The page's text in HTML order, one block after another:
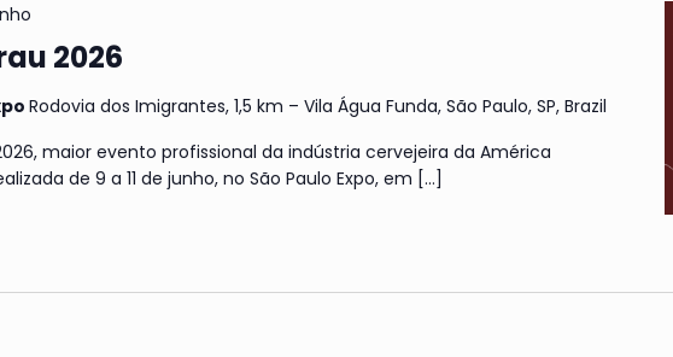
2026
Rodovia dos Imigrantes, 1,5 km – Vila Água Funda, São Paulo, SP, Brazil
maior evento profissional da indústria cervejeira da América
de 9 a 11 de junho, no São Paulo Expo, em […]